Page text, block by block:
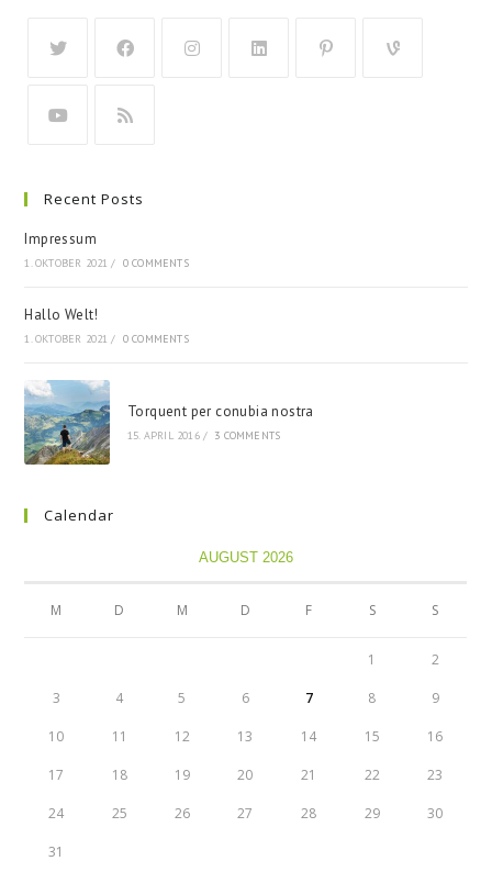
Recent Posts
Impressum
1. OKTOBER 2021 / 0 COMMENTS
Hallo Welt!
1. OKTOBER 2021 / 0 COMMENTS
Torquent per conubia nostra
15. APRIL 2016 / 3 COMMENTS
Calendar
AUGUST 2026
M D M D F S S
1 2
3 4 5 6 7 8 9
10 11 12 13 14 15 16
17 18 19 20 21 22 23
24 25 26 27 28 29 30
31